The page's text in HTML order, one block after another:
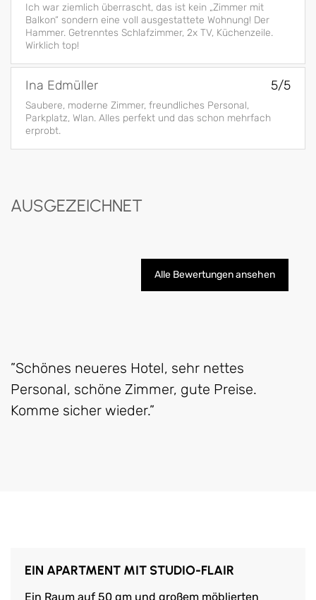
Ich war ziemlich überrascht, das ist kein „Zimmer mit
Balkon“ sondern eine voll ausgestattete Wohnung! Der
Hammer. Getrenntes Schlafzimmer, 2x TV, Küchenzeile.
Wirklich top!
Ina Edmüller 5/5
Saubere, moderne Zimmer, freundliches Personal,
Parkplatz, Wlan. Alles perfekt und das schon mehrfach
erprobt.
AUSGEZEICHNET
Alle Bewertungen ansehen
”Schönes neueres Hotel, sehr nettes
Personal, schöne Zimmer, gute Preise.
Komme sicher wieder.”
EIN APARTMENT MIT STUDIO-FLAIR
Ein Raum auf 50 qm und großem möblierten